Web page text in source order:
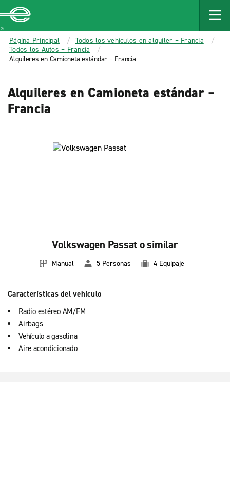
MAIN
CONTENT
Enterprise
Página Principal
Todos los vehículos en alquiler – Francia
Todos los Autos – Francia
Alquileres en Camioneta estándar – Francia
Alquileres en Camioneta estándar –
Francia
Volkswagen Passat o similar
Manual 5 Personas 4 Equipaje
Características del vehículo
Radio estéreo AM/FM
Airbags
Vehículo a gasolina
Aire acondicionado